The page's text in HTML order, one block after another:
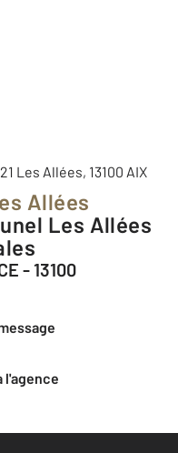
Allées
- 13100
l'agence